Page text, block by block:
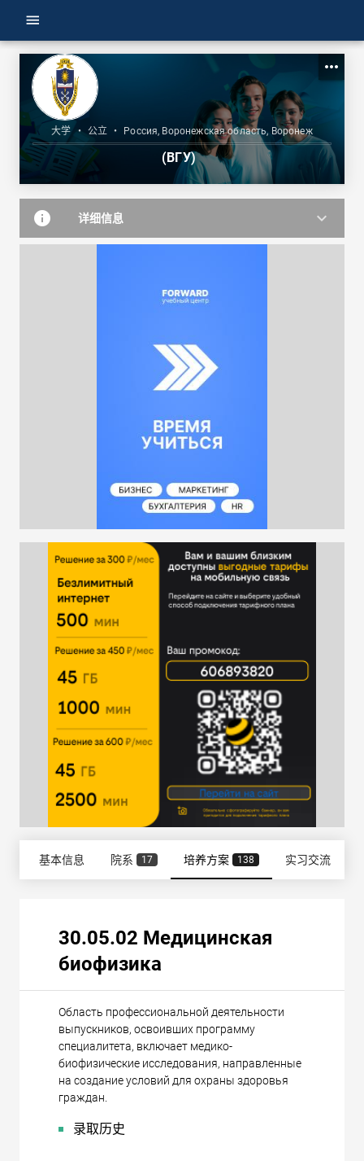
menu
more_horiz
大学 • 公立 • Россия, Воронежская область, Воронеж
(ВГУ)
info 详细信息 keyboard_arrow_down
基本信息 院系 17 培养方案 138 实习交流
30.05.02 Медицинская
биофизика
Область профессиональной деятельности
выпускников, освоивших программу
специалитета, включает медико-
биофизические исследования, направленные
на создание условий для охраны здоровья
граждан.
录取历史